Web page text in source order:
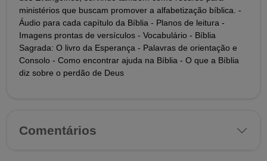
ministérios que buscam promover a alfabetização bíblica. -
Áudio para cada capítulo da Bíblia - Planos de leitura -
Imagens prontas de versículos - Vocabulário - Bíblia
Sagrada: O livro da Esperança - Palavras de orientação e
Consolo - Como encontrar ajuda na Bíblia - O que a Bíblia
diz sobre o perdão de Deus
Comentários